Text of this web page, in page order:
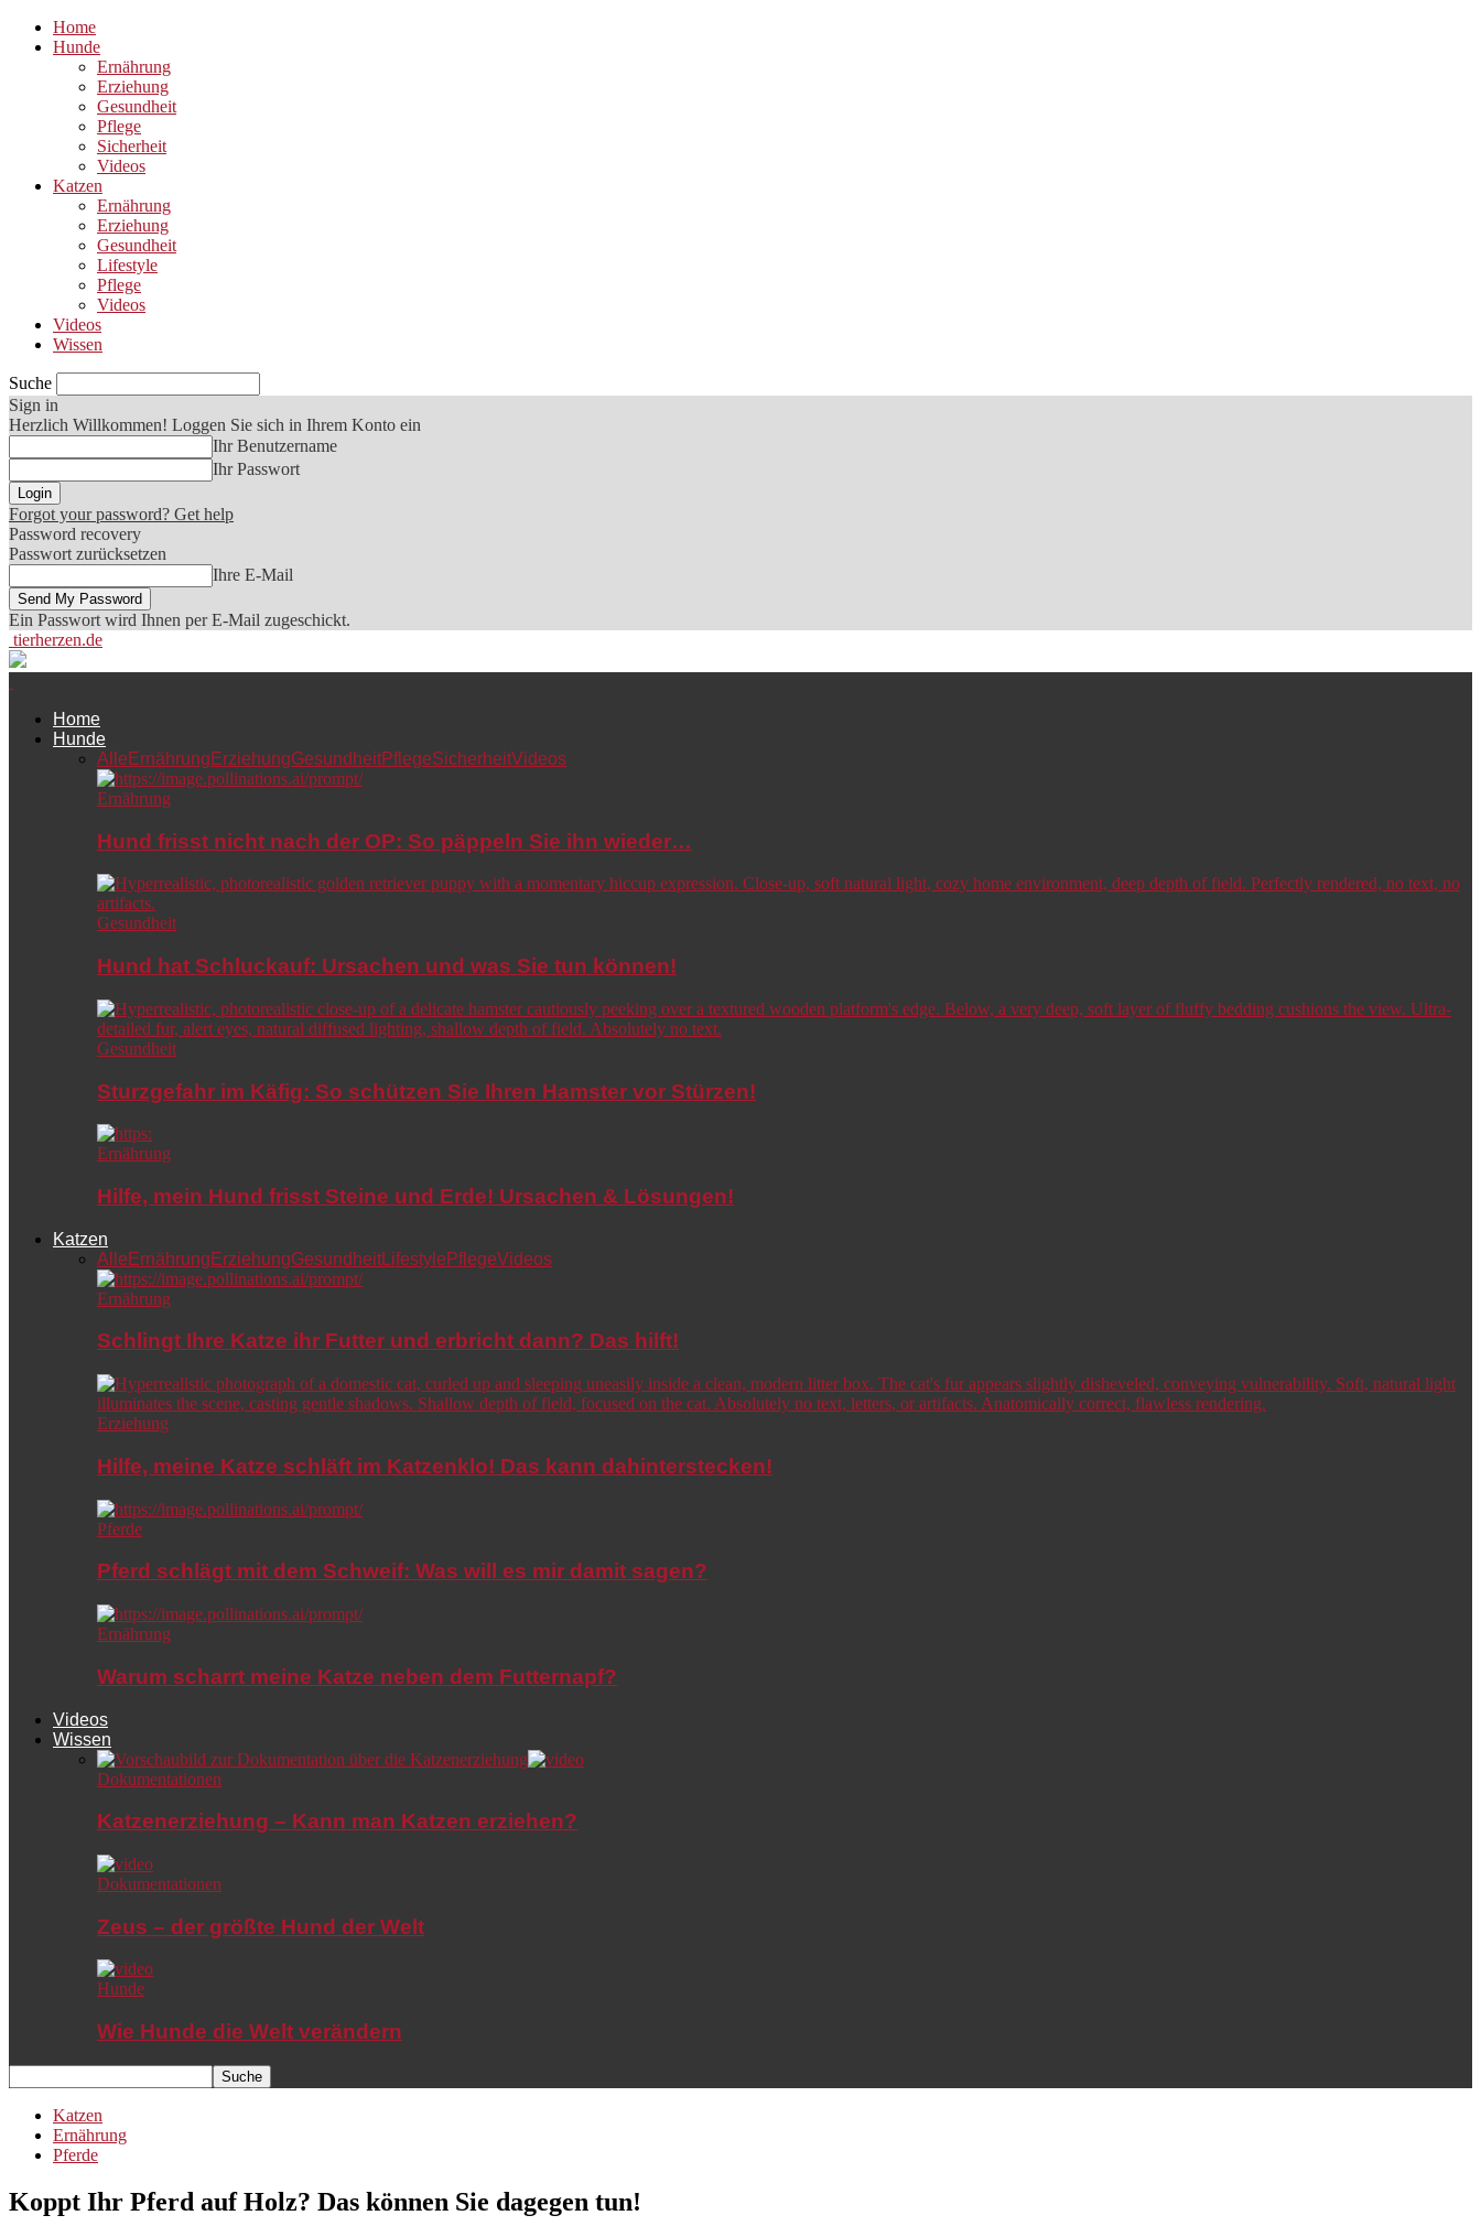
Home
Hunde
Ernährung
Erziehung
Gesundheit
Pflege
Sicherheit
Videos
Katzen
Ernährung
Erziehung
Gesundheit
Lifestyle
Pflege
Videos
Videos
Wissen
Suche
Sign in
Herzlich Willkommen! Loggen Sie sich in Ihrem Konto ein
Ihr Benutzername
Ihr Passwort
Forgot your password? Get help
Password recovery
Passwort zurücksetzen
Ihre E-Mail
Ein Passwort wird Ihnen per E-Mail zugeschickt.
tierherzen.de
Home
Hunde
Alle Ernährung ErziehungGesundheitPflegeSicherheitVideos
Ernährung
Hund frisst nicht nach der OP: So päppeln Sie ihn wieder…
Gesundheit
Hund hat Schluckauf: Ursachen und was Sie tun können!
Gesundheit
Sturzgefahr im Käfig: So schützen Sie Ihren Hamster vor Stürzen!
Ernährung
Hilfe, mein Hund frisst Steine und Erde! Ursachen & Lösungen!
Katzen
Alle Ernährung ErziehungGesundheitLifestyle PflegeVideos
Ernährung
Schlingt Ihre Katze ihr Futter und erbricht dann? Das hilft!
Erziehung
Hilfe, meine Katze schläft im Katzenklo! Das kann dahinterstecken!
Pferde
Pferd schlägt mit dem Schweif: Was will es mir damit sagen?
Ernährung
Warum scharrt meine Katze neben dem Futternapf?
Videos
Wissen
Dokumentationen
Katzenerziehung – Kann man Katzen erziehen?
Dokumentationen
Zeus – der größte Hund der Welt
Hunde
Wie Hunde die Welt verändern
Katzen
Ernährung
Pferde
Koppt Ihr Pferd auf Holz? Das können Sie dagegen tun!